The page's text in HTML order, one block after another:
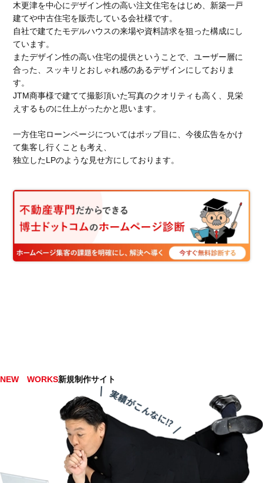
木更津を中心にデザイン性の高い注文住宅をはじめ、新築一戸
建てや中古住宅を販売している会社様です。
自社で建てたモデルハウスの来場や資料請求を狙った構成にし
ています。
またデザイン性の高い住宅の提供ということで、ユーザー層に
合った、スッキリとおしゃれ感のあるデザインにしておりま
す。
JTM商事様で建てて撮影頂いた写真のクオリティも高く、見栄
えするものに仕上がったかと思います。
一方住宅ローンページについてはポップ目に、今後広告をかけ
て集客し行くことも考え、
独立したLPのような見せ方にしております。
NEW WORKS新規制作サイト